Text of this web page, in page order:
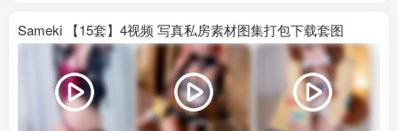
Sameki 【15套】4视频 写真私房素材图集打包下载套图